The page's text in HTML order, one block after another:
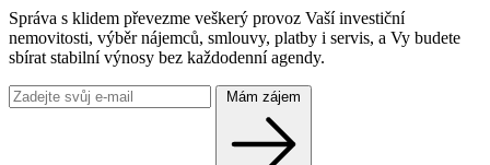
Správa s klidem převezme veškerý provoz Vaší investiční
nemovitosti, výběr nájemců, smlouvy, platby i servis, a Vy budete
sbírat stabilní výnosy bez každodenní agendy.
Mám zájem